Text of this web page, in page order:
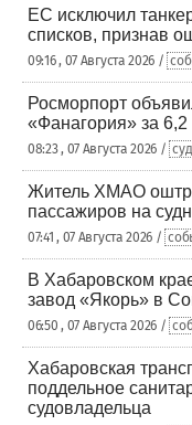
ЕС исключил
списков, признав
09:16 , 07 Августа 2026 /
Росморпорт
«Фанагория» за
08:23 , 07 Августа 2026 /
Житель ХМАО
пассажиров на
07:41 , 07 Августа 2026 /
В Хабаровском
завод «Якорь» в
06:50 , 07 Августа 2026 /
Хабаровская
поддельное
судовладельца